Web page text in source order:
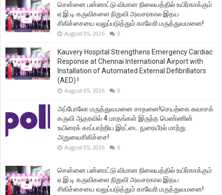
சென்னை பன்னாட்டு விமான நிலையத்தில் உயிர்காக்கும்
ஏ.இ.டி கருவிகளை நிறுவி அவசரகால இதய
சிகிச்சையை வலுப்படுத்தும் காவேரி மருத்துவமனை!
August 05, 2026 0
Kauvery Hospital Strengthens Emergency Cardiac
Response at Chennai International Airport with
Installation of Automated External Defibrillators
(AED) !
August 05, 2026 0
அப்போலோ மருத்துவமனை சாதனை!செயற்கை சுவாசக்
கருவி ஆதரவில் 4 மாதங்கள் இருந்த பெண்ணின்
உயிரைக் காப்பாற்றிய இரட்டை நுரையீரல் மாற்று
அறுவைசிகிச்சை!
August 05, 2026 0
சென்னை பன்னாட்டு விமான நிலையத்தில் உயிர்காக்கும்
ஏ.இ.டி கருவிகளை நிறுவி அவசரகால இதய
சிகிச்சையை வலுப்படுத்தும் காவேரி மருத்துவமனை!